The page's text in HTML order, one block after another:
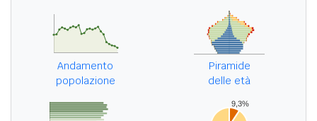
Andamento
popolazione
Piramide
delle età